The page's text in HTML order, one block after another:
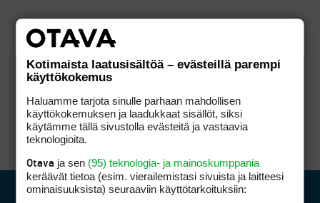
Kotimaista laatusisältöä – evästeillä parempi
käyttökokemus
Haluamme tarjota sinulle parhaan mahdollisen
käyttökokemuksen ja laadukkaat sisällöt, siksi
käytämme tällä sivustolla evästeitä ja vastaavia
teknologioita.
Otava ja sen (95) teknologia- ja mainoskumppania
keräävät tietoa (esim. vierailemis­tasi sivuista ja laitteesi
ominaisuuk­sista) seuraaviin käyttötarkoituksiin: